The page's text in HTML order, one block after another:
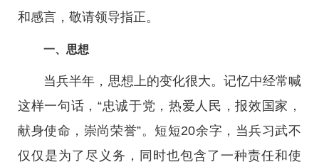
和感言，敬请领导指正。
一、思想
当兵半年，思想上的变化很大。记忆中经常喊
这样一句话，“忠诚于党，热爱人民，报效国家，
献身使命，崇尚荣誉”。短短20余字，当兵习武不
仅仅是为了尽义务，同时也包含了一种责任和使